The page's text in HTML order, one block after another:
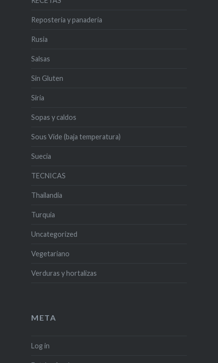
Reposteria y panadería
Rusia
Salsas
Sin Gluten
Siria
Sopas y caldos
Sous Vide (baja temperatura)
Suecia
TECNICAS
Thailandia
Turquia
Uncategorized
Vegetariano
Verduras y hortalizas
META
Log in